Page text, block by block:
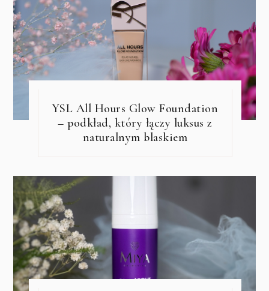
YSL All Hours Glow Foundation
– podkład, który łączy luksus z
naturalnym blaskiem